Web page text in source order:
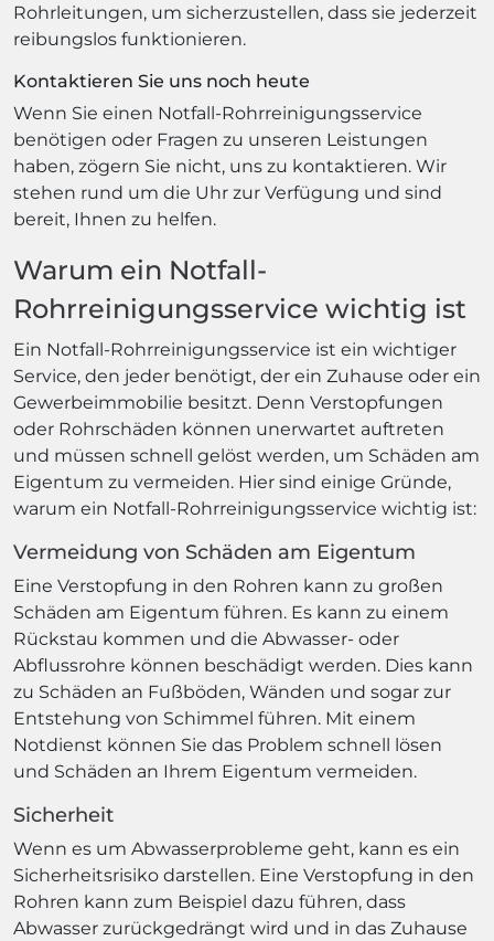
Rohrleitungen, um sicherzustellen, dass sie jederzeit
reibungslos funktionieren.
Kontaktieren Sie uns noch heute
Wenn Sie einen Notfall-Rohrreinigungsservice
benötigen oder Fragen zu unseren Leistungen
haben, zögern Sie nicht, uns zu kontaktieren. Wir
stehen rund um die Uhr zur Verfügung und sind
bereit, Ihnen zu helfen.
Warum ein Notfall-
Rohrreinigungsservice wichtig ist
Ein Notfall-Rohrreinigungsservice ist ein wichtiger
Service, den jeder benötigt, der ein Zuhause oder ein
Gewerbeimmobilie besitzt. Denn Verstopfungen
oder Rohrschäden können unerwartet auftreten
und müssen schnell gelöst werden, um Schäden am
Eigentum zu vermeiden. Hier sind einige Gründe,
warum ein Notfall-Rohrreinigungsservice wichtig ist:
Vermeidung von Schäden am Eigentum
Eine Verstopfung in den Rohren kann zu großen
Schäden am Eigentum führen. Es kann zu einem
Rückstau kommen und die Abwasser- oder
Abflussrohre können beschädigt werden. Dies kann
zu Schäden an Fußböden, Wänden und sogar zur
Entstehung von Schimmel führen. Mit einem
Notdienst können Sie das Problem schnell lösen
und Schäden an Ihrem Eigentum vermeiden.
Sicherheit
Wenn es um Abwasserprobleme geht, kann es ein
Sicherheitsrisiko darstellen. Eine Verstopfung in den
Rohren kann zum Beispiel dazu führen, dass
Abwasser zurückgedrängt wird und in das Zuhause